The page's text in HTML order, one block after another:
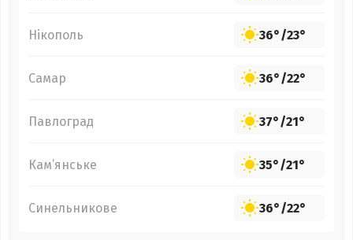
Нікополь 36°/23°
Самар 36°/22°
Павлоград 37°/21°
Кам’янське 35°/21°
Синельникове 36°/22°